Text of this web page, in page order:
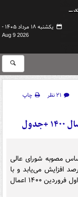
یکشنبه ۱۸ مرداد ۱۴۰۵ -
Aug 9 2026
۲۱ نظر
چاپ
مصوبه شورای عالی
مزد کارگران برای سال آینده ۳۹ درصد افزایش می‌یابد و با
مصوبه این شورا، افزایش حق مسکن کارگران از اول فروردین ۱۴۰۰ اعمال